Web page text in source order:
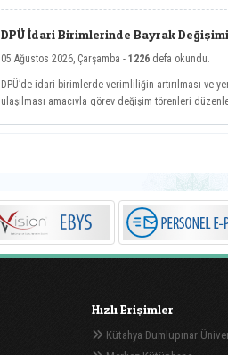
DPÜ İdari Birimlerinde Bayrak Değişimi
05 Ağustos 2026, Çarşamba - 1226 defa okundu.
DPÜ’de idari birimlerde verimliliğin artırılması ve
ulaşılması amacıyla görev değişim törenleri
Hızlı Erişimler
Kütahya Dumlupınar